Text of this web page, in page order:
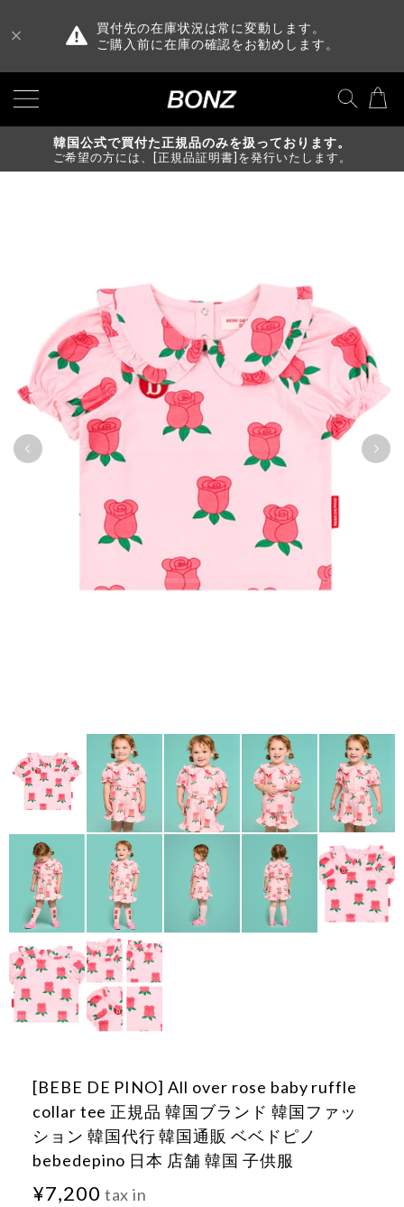
買付先の在庫状況は常に変動します。
ご購入前に在庫の確認をお勧めします。
韓国公式で買付た正規品のみを扱っております。
ご希望の方には、[正規品証明書]を発行いたします。
[BEBE DE PINO] All over rose baby ruffle
collar tee 正規品 韓国ブランド 韓国ファッ
ション 韓国代行 韓国通販 ベベドピノ
bebedepino 日本 店舗 韓国 子供服
¥7,200 tax in